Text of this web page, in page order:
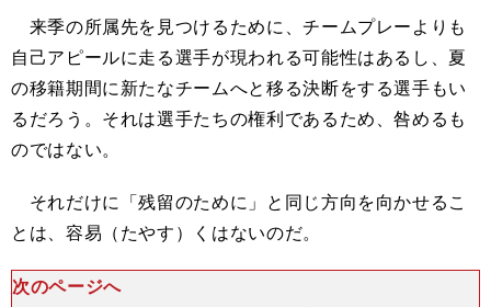
来季の所属先を見つけるために、チームプレーよりも
自己アピールに走る選手が現われる可能性はあるし、夏
の移籍期間に新たなチームへと移る決断をする選手もい
るだろう。それは選手たちの権利であるため、咎めるも
のではない。
それだけに「残留のために」と同じ方向を向かせるこ
とは、容易（たやす）くはないのだ。
次のページへ